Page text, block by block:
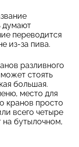
думают
переводится
из-за пива.
разливного
стоять
большая.
место для
кранов просто
всего четыре
на бутылочном,